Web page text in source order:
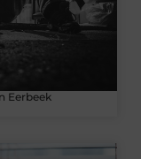
Eerbeek